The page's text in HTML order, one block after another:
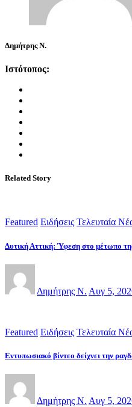
Δημήτρης Ν.
Ιστότοπος:
Related Story
Featured Ειδήσεις Τελευταία
Δυτική Αττική: Ύφεση στο μέτωπο
Δημήτρης Ν. Αυγ 5,
Featured Ειδήσεις Τελευταία
Εντυπωσιακό βίντεο δείχνει την
Δημήτρης Ν. Αυγ 5,